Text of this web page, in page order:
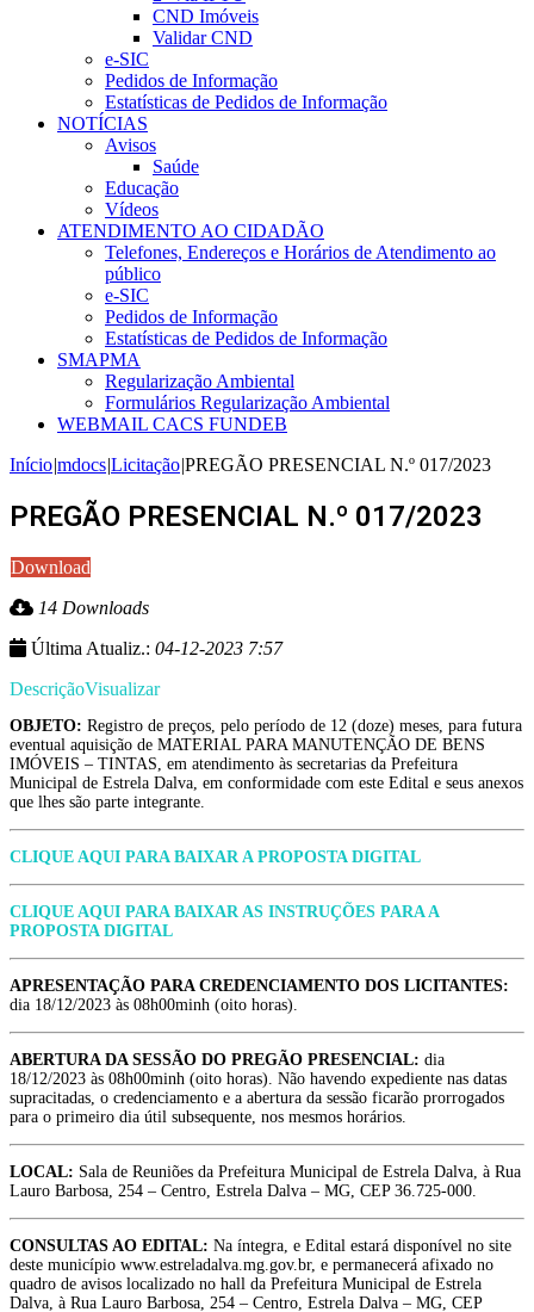
CND Imóveis
Validar CND
e-SIC
Pedidos de Informação
Estatísticas de Pedidos de Informação
NOTÍCIAS
Avisos
Saúde
Educação
Vídeos
ATENDIMENTO AO CIDADÃO
Telefones, Endereços e Horários de Atendimento ao
público
e-SIC
Pedidos de Informação
Estatísticas de Pedidos de Informação
SMAPMA
Regularização Ambiental
Formulários Regularização Ambiental
WEBMAIL CACS FUNDEB
Início|mdocs|Licitação|PREGÃO PRESENCIAL N.º 017/2023
PREGÃO PRESENCIAL N.º 017/2023
Download
14 Downloads
Última Atualiz.: 04-12-2023 7:57
DescriçãoVisualizar
OBJETO: Registro de preços, pelo período de 12 (doze) meses, para futura
eventual aquisição de MATERIAL PARA MANUTENÇÃO DE BENS
IMÓVEIS – TINTAS, em atendimento às secretarias da Prefeitura
Municipal de Estrela Dalva, em conformidade com este Edital e seus anexos
que lhes são parte integrante.
CLIQUE AQUI PARA BAIXAR A PROPOSTA DIGITAL
CLIQUE AQUI PARA BAIXAR AS INSTRUÇÕES PARA A
PROPOSTA DIGITAL
APRESENTAÇÃO PARA CREDENCIAMENTO DOS LICITANTES:
dia 18/12/2023 às 08h00minh (oito horas).
ABERTURA DA SESSÃO DO PREGÃO PRESENCIAL: dia
18/12/2023 às 08h00minh (oito horas). Não havendo expediente nas datas
supracitadas, o credenciamento e a abertura da sessão ficarão prorrogados
para o primeiro dia útil subsequente, nos mesmos horários.
LOCAL: Sala de Reuniões da Prefeitura Municipal de Estrela Dalva, à Rua
Lauro Barbosa, 254 – Centro, Estrela Dalva – MG, CEP 36.725-000.
CONSULTAS AO EDITAL: Na íntegra, e Edital estará disponível no site
deste município www.estreladalva.mg.gov.br, e permanecerá afixado no
quadro de avisos localizado no hall da Prefeitura Municipal de Estrela
Dalva, à Rua Lauro Barbosa, 254 – Centro, Estrela Dalva – MG, CEP